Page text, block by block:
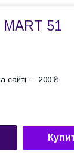
51
сайті — 200 ₴